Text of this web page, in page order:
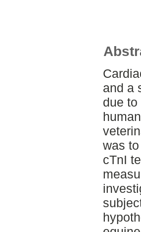
and a
due
was
cTnI